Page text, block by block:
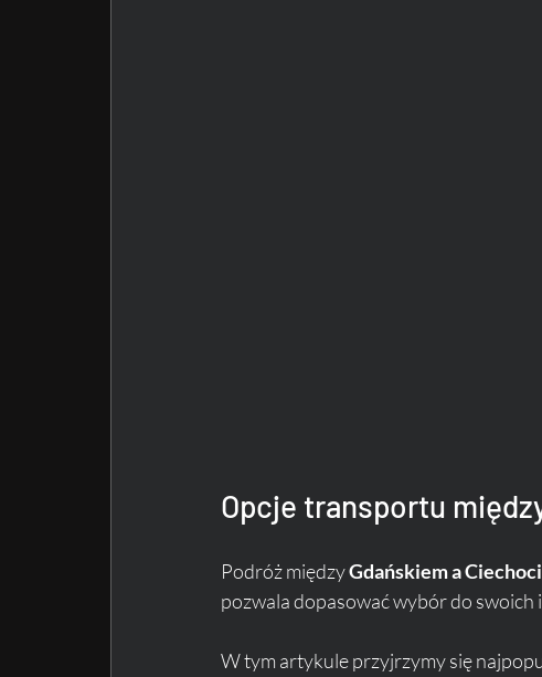
Opcje transportu
Podróż między Gdańskiem a
pozwala dopasować wybór do
W tym artykule przyjrzymy się